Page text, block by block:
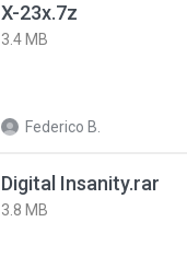
X-23x.7z
3.4 MB
Federico B.
Digital Insanity.rar
3.8 MB